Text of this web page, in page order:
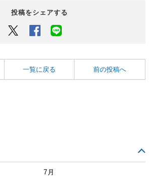
投稿をシェアする
Twitter Facebook
一覧に戻る 前の投稿へ
7月